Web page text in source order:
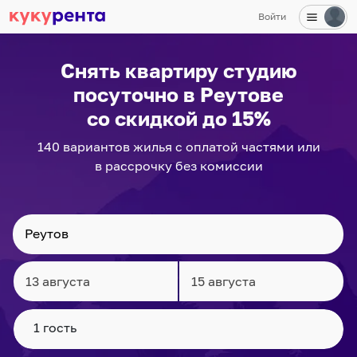
Войти
Снять квартиру студию
посуточно в Реутове
со скидкой до 15%
140 вариантовжилья с оплатой частями или
в рассрочку без комиссии
Navigate
forward
to
Navigate
to
✕